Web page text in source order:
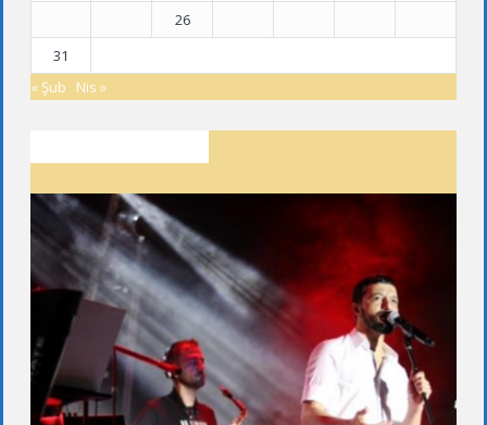
26
31
« Şub
Nis »